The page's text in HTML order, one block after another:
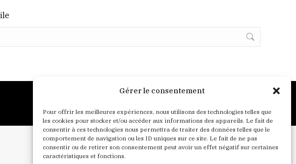
Gérer le consentement
Pour offrir les meilleures expériences, nous utilisons des technologies telles que
les cookies pour stocker et/ou accéder aux informations des appareils. Le fait de
consentir à ces technologies nous permettra de traiter des données telles que le
comportement de navigation ou les ID uniques sur ce site. Le fait de ne pas
consentir ou de retirer son consentement peut avoir un effet négatif sur certaines
caractéristiques et fonctions.